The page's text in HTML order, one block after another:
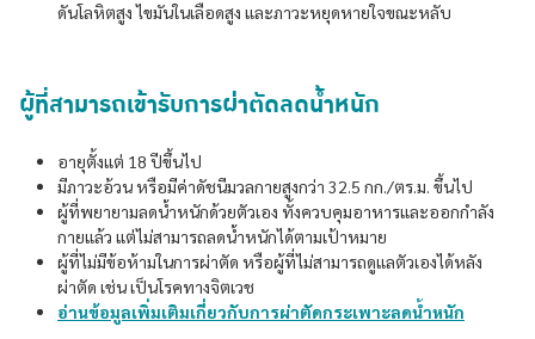
ดันโลหิตสูง ไขมันในเลือดสูง และภาวะหยุดหายใจขณะหลับ
ผู้ที่สามารถเข้ารับการผ่าตัดลดน้ำหนัก
อายุตั้งแต่ 18 ปีขึ้นไป
มีภาวะอ้วน หรือมีค่าดัชนีมวลกายสูงกว่า 32.5 กก./ตร.ม. ขึ้นไป
ผู้ที่พยายามลดน้ำหนักด้วยตัวเอง ทั้งควบคุมอาหารและออกกำลัง
กายแล้ว แต่ไม่สามารถลดน้ำหนักได้ตามเป้าหมาย
ผู้ที่ไม่มีข้อห้ามในการผ่าตัด หรือผู้ที่ไม่สามารถดูแลตัวเองได้หลัง
ผ่าตัด เช่น เป็นโรคทางจิตเวช
อ่านข้อมูลเพิ่มเติมเกี่ยวกับการผ่าตัดกระเพาะลดน้ำหนัก